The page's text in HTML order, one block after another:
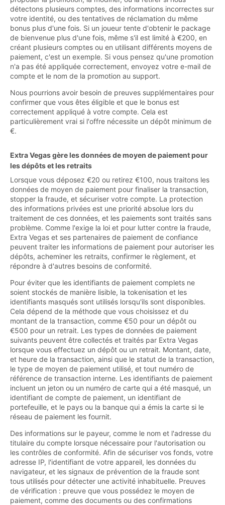
détectons plusieurs comptes, des informations incorrectes sur
votre identité, ou des tentatives de réclamation du même
bonus plus d'une fois. Si un joueur tente d'obtenir le package
de bienvenue plus d'une fois, même s'il est limité à €200, en
créant plusieurs comptes ou en utilisant différents moyens de
paiement, c'est un exemple. Si vous pensez qu'une promotion
n'a pas été appliquée correctement, envoyez votre e-mail de
compte et le nom de la promotion au support.
Nous pourrions avoir besoin de preuves supplémentaires pour
confirmer que vous êtes éligible et que le bonus est
correctement appliqué à votre compte. Cela est
particulièrement vrai si l'offre nécessite un dépôt minimum de
€.
Extra Vegas gère les données de moyen de paiement pour
les dépôts et les retraits
Lorsque vous déposez €20 ou retirez €100, nous traitons les
données de moyen de paiement pour finaliser la transaction,
stopper la fraude, et sécuriser votre compte. La protection
des informations privées est une priorité absolue lors du
traitement de ces données, et les paiements sont traités sans
problème. Comme l'exige la loi et pour lutter contre la fraude,
Extra Vegas et ses partenaires de paiement de confiance
peuvent traiter les informations de paiement pour autoriser les
dépôts, acheminer les retraits, confirmer le règlement, et
répondre à d'autres besoins de conformité.
Pour éviter que les identifiants de paiement complets ne
soient stockés de manière lisible, la tokenisation et les
identifiants masqués sont utilisés lorsqu'ils sont disponibles.
Cela dépend de la méthode que vous choisissez et du
montant de la transaction, comme €50 pour un dépôt ou
€500 pour un retrait. Les types de données de paiement
suivants peuvent être collectés et traités par Extra Vegas
lorsque vous effectuez un dépôt ou un retrait. Montant, date,
et heure de la transaction, ainsi que le statut de la transaction,
le type de moyen de paiement utilisé, et tout numéro de
référence de transaction interne. Les identifiants de paiement
incluent un jeton ou un numéro de carte qui a été masqué, un
identifiant de compte de paiement, un identifiant de
portefeuille, et le pays ou la banque qui a émis la carte si le
réseau de paiement les fournit.
Des informations sur le payeur, comme le nom et l'adresse du
titulaire du compte lorsque nécessaire pour l'autorisation ou
les contrôles de conformité. Afin de sécuriser vos fonds, votre
adresse IP, l'identifiant de votre appareil, les données du
navigateur, et les signaux de prévention de la fraude sont
tous utilisés pour détecter une activité inhabituelle. Preuves
de vérification : preuve que vous possédez le moyen de
paiement, comme des documents ou des confirmations